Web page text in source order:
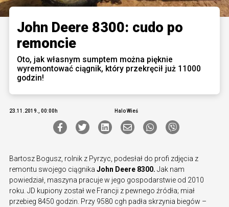
John Deere 8300: cudo po
remoncie
Oto, jak własnym sumptem można pięknie
wyremontować ciągnik, który przekręcił już 11000
godzin!
23.11.2019., 00:00h Halo Wieś
Bartosz Bogusz, rolnik z Pyrzyc, podesłał do profi zdjęcia z
remontu swojego ciągnika John Deere 8300. Jak nam
powiedział, maszyna pracuje w jego gospodarstwie od 2010
roku. JD kupiony został we Francji z pewnego źródła; miał
przebieg 8450 godzin. Przy 9580 cgh padła skrzynia biegów –